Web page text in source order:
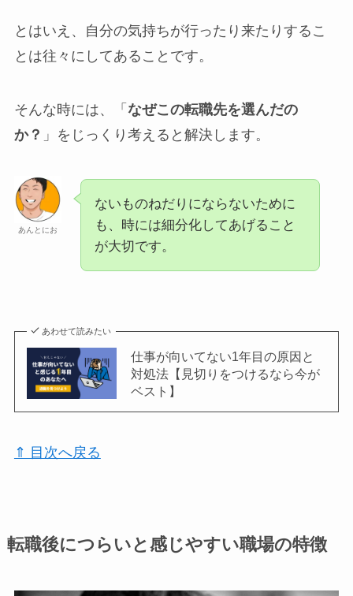
とはいえ、自分の気持ちが行ったり来たりするこ
とは往々にしてあることです。
そんな時には、「 なぜこの転職先を選んだの
か？ 」をじっくり考えると解決します。
あんとにお
ないものねだりにならないために
も、時には細分化してあげること
が大切です。
あわせて読みたい
仕事が向いてない1年目の原因と
対処法【見切りをつけるなら今が
ベスト】
⇑ 目次へ戻る
転職後につらいと感じやすい職場の特徴